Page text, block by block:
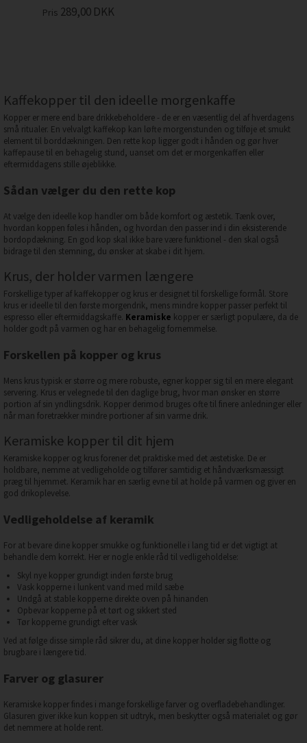
Pris 289,00 DKK
Kaffekopper til den ideelle morgenkaffe
Kopper er mere end bare drikkebeholdere - de er en væsentlig del af hverdagens
små ritualer. En velvalgt kaffekop kan løfte morgenstunden og tilføje et smukt
element til borddækningen. Den rette kop ligger godt i hånden og gør hver
kaffepause til en behagelig stund, uanset om det er morgenkaffen eller
eftermiddagens stille øjeblikke.
Sådan vælger du den rette kop
At vælge den ideelle kop handler om både komfort og æstetik. Tænk over,
hvordan koppen føles i hånden, og hvordan den passer ind i din eksisterende
bordopdækning. En god kop skal ikke bare være funktionel - den skal også
bidrage til den stemning, du ønsker at skabe i dit hjem.
Krus, der holder varmen længere
Forskellige typer af kaffekopper og krus er designet til forskellige formål. Store
krus er ideelle til den første morgendrik, mens mindre kopper passer perfekt til
espresso eller eftermiddagskaffe. Keramiske kopper er særligt populære, da de
holder godt på varmen og har en behagelig fornemmelse.
Forskellen på kopper og krus
Mens krus typisk er større og mere robuste, egner kopper sig til en mere elegant
servering. Krus er velegnede til den daglige brug, hvor man ønsker en større
portion af sin yndlingsdrik. Kopper derimod bruges ofte til finere anledninger eller
når man foretrækker mindre portioner af sin varme drik.
Keramiske kopper til dit hjem
Keramiske kopper og krus forener det praktiske med det æstetiske. De er
holdbare, nemme at vedligeholde og tilfører samtidig et håndværksmæssigt
præg til hjemmet. Keramik har en særlig evne til at holde på varmen og giver en
god drikoplevelse.
Vedligeholdelse af keramik
For at bevare dine kopper smukke og funktionelle i lang tid er det vigtigt at
behandle dem korrekt. Her er nogle enkle råd til vedligeholdelse:
Skyl nye kopper grundigt inden første brug
Vask kopperne i lunkent vand med mild sæbe
Undgå at stable kopperne direkte oven på hinanden
Opbevar kopperne på et tørt og sikkert sted
Tør kopperne grundigt efter vask
Ved at følge disse simple råd sikrer du, at dine kopper holder sig flotte og
brugbare i længere tid.
Farver og glasurer
Keramiske kopper findes i mange forskellige farver og overfladebehandlinger.
Glasuren giver ikke kun koppen sit udtryk, men beskytter også materialet og gør
det nemmere at holde rent.